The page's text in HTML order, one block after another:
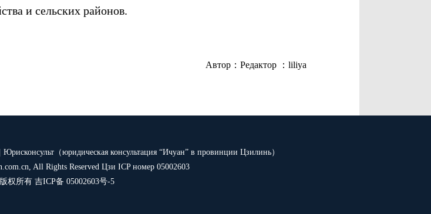
и сельских районов.
Автор： Редактор ：liliya
Юрисконсульт（юридическая консультация “Ичуан” в провинции Цзилинь）
All Rights Reserved Цзи ICP номер 05002603
权所有 吉ICP备 05002603号-5